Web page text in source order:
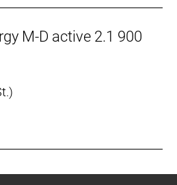
SQlab Projekt
M-D active 2.1 900